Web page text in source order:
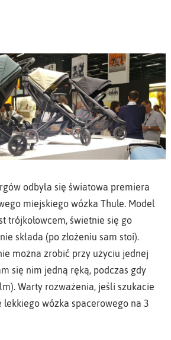
odbyła się światowa premiera
miejskiego wózka Thule. Model
trójkołowcem, świetnie się go
składa (po złożeniu sam stoi).
można zrobić przy użyciu jednej
się nim jedną ręką, podczas gdy
Warty rozważenia, jeśli szukacie
lekkiego wózka spacerowego na 3